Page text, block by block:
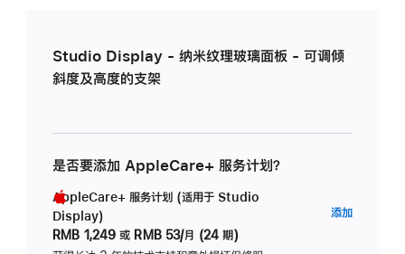
Studio Display - 纳米纹理玻璃面板 - 可调倾
斜度及高度的支架
是否要添加 AppleCare+ 服务计划？
AppleCare+ 服务计划 (适用于 Studio
Display)
RMB 1,249 或 RMB 53/月 (24 期)
添加